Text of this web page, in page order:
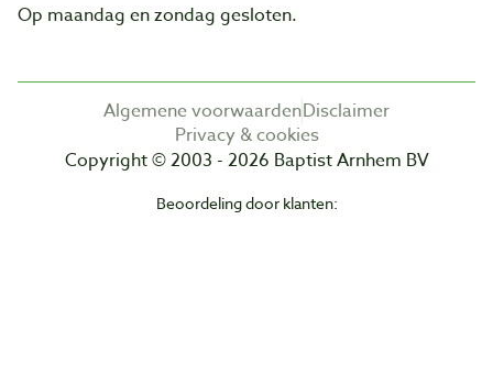
Op maandag en zondag gesloten.
Algemene voorwaardenDisclaimer
Privacy & cookies
Copyright © 2003 - 2026 Baptist Arnhem BV
Beoordeling door klanten: